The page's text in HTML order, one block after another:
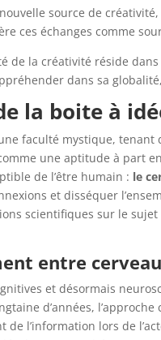
source de
ces échanges comme
de la créativité réside
dans sa
la boite à
faculté mystique,
une aptitude à part
de l’être humain : le
et disséquer
scientifiques sur le
entre
et désormais
d’années,
de l’information lors de